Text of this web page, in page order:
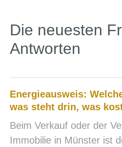
Die neuesten
Antworten
Energieausweis:
was steht drin, was
Beim Verkauf oder der
Immobilie in Münster ist